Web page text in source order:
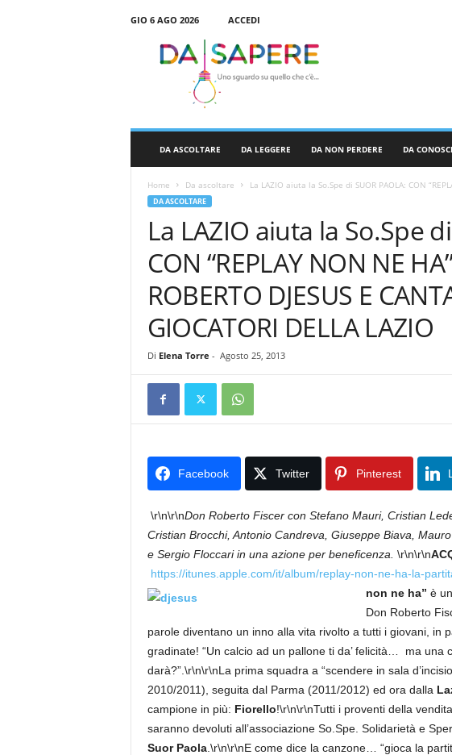
GIO 6 AGO 2026
ACCEDI
DA ASCOLTARE DA LEGGERE DA NON PERDERE DA
Home Da ascoltare La LAZIO aiuta la So.Spe di SUOR PAOLA: CON
DA ASCOLTARE
La LAZIO aiuta la So.Spe
CON “REPLAY NON NE
ROBERTO DJESUS E
GIOCATORI DELLA LAZIO
Di Elena Torre - Agosto 25, 2013
Facebook Twitter Pinterest
\r\n\r\nDon Roberto Fiscer con Stefano Mauri, Cristian
Cristian Brocchi, Antonio Candreva, Giuseppe Biava,
e Sergio Floccari in una azione per beneficenza. \r\n\r\n
https://itunes.apple.com/it/album/replay-non-ne-ha-la-
non ne ha” è
Don Roberto
parole diventano un inno alla vita rivolto a tutti i giovani, in
gradinate! “Un calcio ad un pallone ti da’ felicità… ma una
darà?”.\r\n\r\nLa prima squadra a “scendere in sala
2010/2011), seguita dal Parma (2011/2012) ed ora dalla
campione in più: Fiorello!\r\n\r\nTutti i proventi della
saranno devoluti all’associazione So.Spe. Solidarietà e
Suor Paola.\r\n\r\nE come dice la canzone… “gioca la